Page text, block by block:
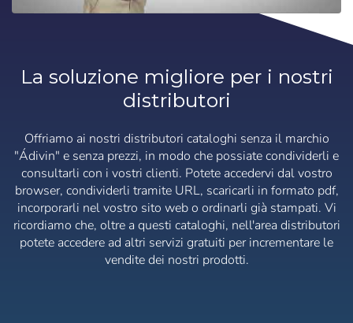
Accedi
Utente (VAT):
Password:
Ricordare la password: Sì No
Selezionare la lingua
Español
English
Português
Français
Deutsch
Italiano
Sverige
Denmark
La soluzione migliore per i nostri
distributori
Offriamo ai nostri distributori cataloghi senza il marchio
"Ádivin" e senza prezzi, in modo che possiate condividerli e
consultarli con i vostri clienti. Potete accedervi dal vostro
browser, condividerli tramite URL, scaricarli in formato pdf,
incorporarli nel vostro sito web o ordinarli già stampati. Vi
ricordiamo che, oltre a questi cataloghi, nell'area distributori
potete accedere ad altri servizi gratuiti per incrementare le
vendite dei nostri prodotti.
Espere, por favor